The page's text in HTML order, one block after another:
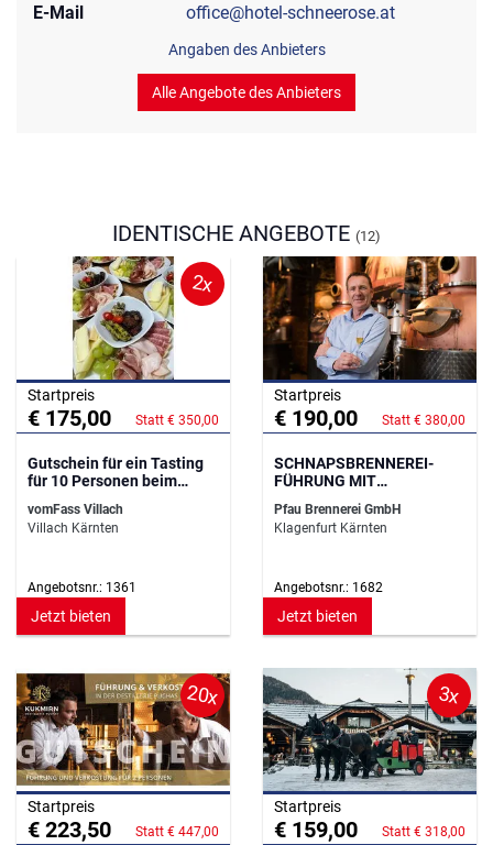
E-Mail office@hotel-schneerose.at
Angaben des Anbieters
Alle Angebote des Anbieters
IDENTISCHE ANGEBOTE (12)
2x
Startpreis
€ 175,00 Statt € 350,00
Gutschein für ein Tasting
für 10 Personen beim
vomFass Villach
Villach Kärnten
Angebotsnr.: 1361
Jetzt bieten
Startpreis
€ 190,00 Statt € 380,00
SCHNAPSBRENNEREI-
FÜHRUNG MIT
Pfau Brennerei GmbH
Klagenfurt Kärnten
Angebotsnr.: 1682
Jetzt bieten
20x
Startpreis
€ 223,50 Statt € 447,00
3x
Startpreis
€ 159,00 Statt € 318,00